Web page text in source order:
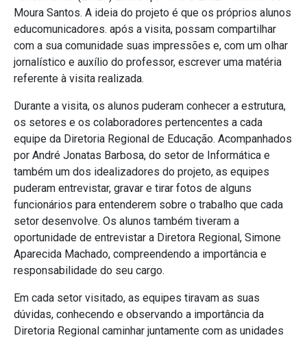
Moura Santos. A ideia do projeto é que os próprios alunos
educomunicadores. após a visita, possam compartilhar
com a sua comunidade suas impressões e, com um olhar
jornalístico e auxílio do professor, escrever uma matéria
referente à visita realizada.
Durante a visita, os alunos puderam conhecer a estrutura,
os setores e os colaboradores pertencentes a cada
equipe da Diretoria Regional de Educação. Acompanhados
por André Jonatas Barbosa, do setor de Informática e
também um dos idealizadores do projeto, as equipes
puderam entrevistar, gravar e tirar fotos de alguns
funcionários para entenderem sobre o trabalho que cada
setor desenvolve. Os alunos também tiveram a
oportunidade de entrevistar a Diretora Regional, Simone
Aparecida Machado, compreendendo a importância e
responsabilidade do seu cargo.
Em cada setor visitado, as equipes tiravam as suas
dúvidas, conhecendo e observando a importância da
Diretoria Regional caminhar juntamente com as unidades